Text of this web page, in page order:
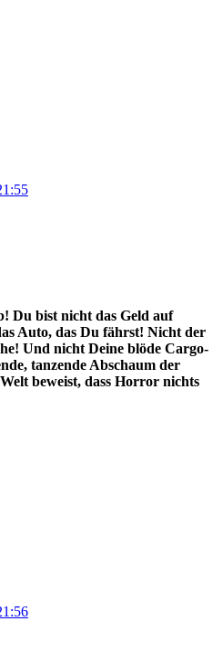
Du bist nicht das Geld auf
Auto, das Du fährst! Nicht der
Und nicht Deine blöde Cargo-
tanzende Abschaum der
beweist, dass Horror nichts